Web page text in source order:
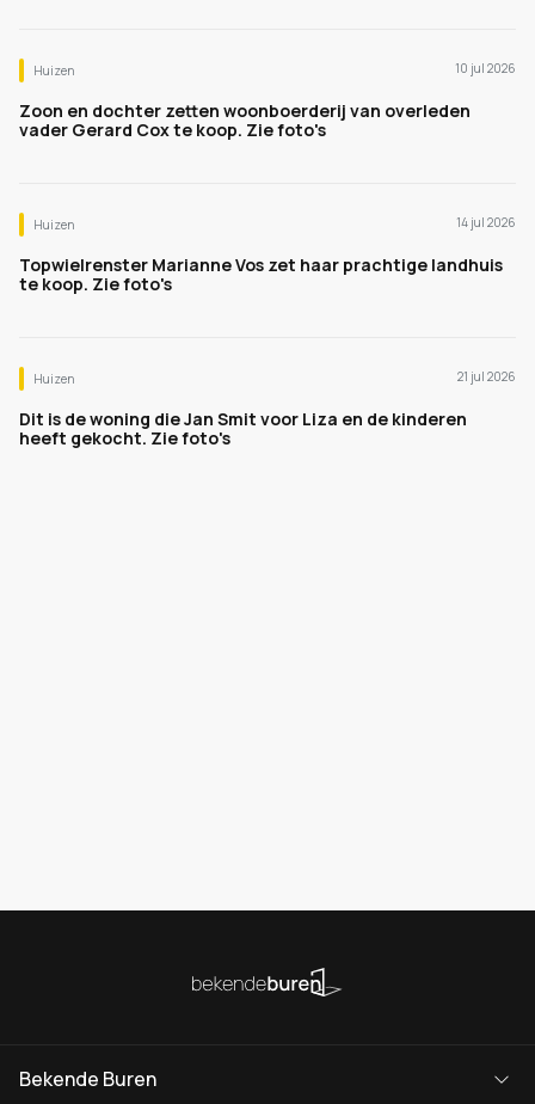
Huizen 10 jul 2026
Zoon en dochter zetten woonboerderij van overleden
vader Gerard Cox te koop. Zie foto's
Huizen 14 jul 2026
Topwielrenster Marianne Vos zet haar prachtige landhuis
te koop. Zie foto's
Huizen 21 jul 2026
Dit is de woning die Jan Smit voor Liza en de kinderen
heeft gekocht. Zie foto's
Bekende Buren